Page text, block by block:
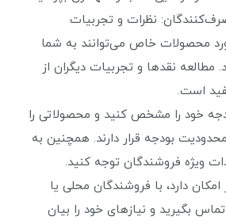
نظرات و تجربیات
محصولات خاص می‌توانند به شما
نقدها و تجربیات دیگران از
است.
خود را مشخص کنید و محصولاتی را
بودجه قرار دارند. همچنین به
ویژه فروشندگان توجه کنید.
دارد، با فروشندگان محلی یا
بگیرید و نیازهای خود را بیان